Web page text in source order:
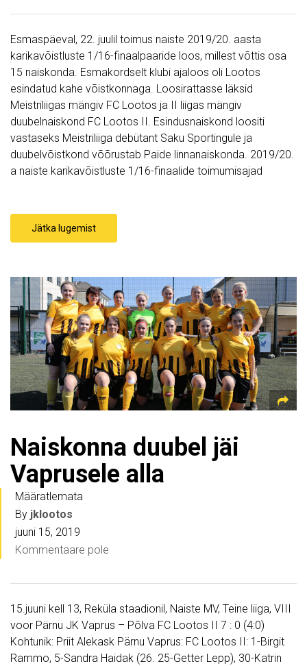
Esmaspäeval, 22. juulil toimus naiste 2019/20. aasta
karikavõistluste 1/16-finaalpaaride loos, millest võttis osa
15 naiskonda. Esmakordselt klubi ajaloos oli Lootos
esindatud kahe võistkonnaga. Loosirattasse läksid
Meistriliigas mängiv FC Lootos ja II liigas mängiv
duubelnaiskond FC Lootos II. Esindusnaiskond loositi
vastaseks Meistriliiga debütant Saku Sportingule ja
duubelvõistkond võõrustab Paide linnanaiskonda. 2019/20.
a naiste karikavõistluste 1/16-finaalide toimumisajad
Jätka lugemist
Naiskonna duubel jäi
Vaprusele alla
Määratlemata
By jklootos
juuni 15, 2019
Kommentaare pole
15.juuni kell 13, Reküla staadionil, Naiste MV, Teine liiga, VIII
voor Pärnu JK Vaprus – Põlva FC Lootos II 7 : 0 (4:0)
Kohtunik: Priit Alekask Pärnu Vaprus: FC Lootos II: 1-Birgit
Rammo, 5-Sandra Haidak (26. 25-Getter Lepp), 30-Katrin